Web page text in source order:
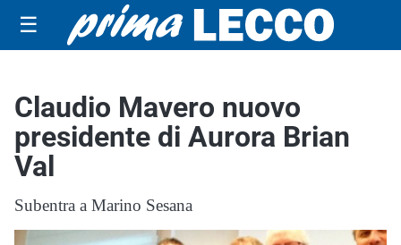
☰
Claudio Mavero nuovo
presidente di Aurora Brian
Val
Subentra a Marino Sesana